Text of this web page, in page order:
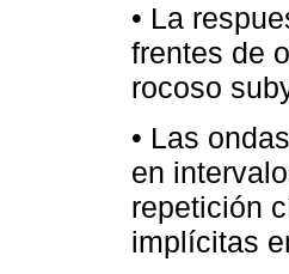
• La
frentes de
rocoso
• Las
en
repetición
implícitas